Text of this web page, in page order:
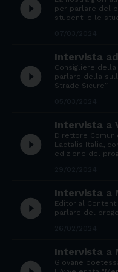
play_circle_filled
per parlare del
studenti e le
play_circle_filled
Intervista
Consigliere
parlare della
Strade Sicure”
play_circle_filled
Intervista a
Direttore
Lactalis Italia,
edizione del
play_circle_filled
Intervista a
Editorial
parlare del
Intervista a
Giovane